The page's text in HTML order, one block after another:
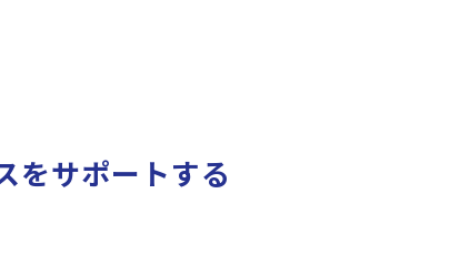
をサポートする